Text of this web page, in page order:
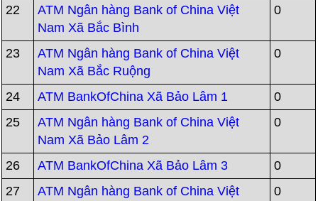
22
ATM Ngân hàng Bank of China Việt
Nam Xã Bắc Bình
0
23
ATM Ngân hàng Bank of China Việt
Nam Xã Bắc Ruộng
0
24 ATM BankOfChina Xã Bảo Lâm 1
0
25
ATM Ngân hàng Bank of China Việt
Nam Xã Bảo Lâm 2
0
26 ATM BankOfChina Xã Bảo Lâm 3
0
27
ATM Ngân hàng Bank of China Việt
0